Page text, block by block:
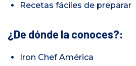
Recetas fáciles de preparar
¿De dónde la conoces?:
Iron Chef América